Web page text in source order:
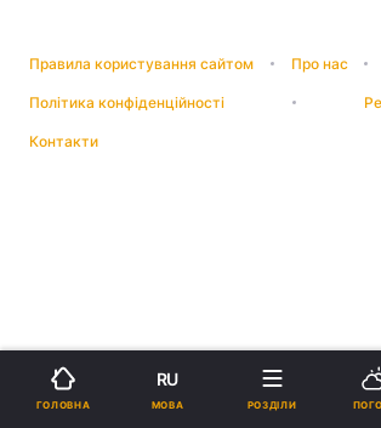
Правила користування сайтом Про нас
Політика конфіденційності
Контакти
ГОЛОВНА
RU
МОВА РОЗДІЛИ